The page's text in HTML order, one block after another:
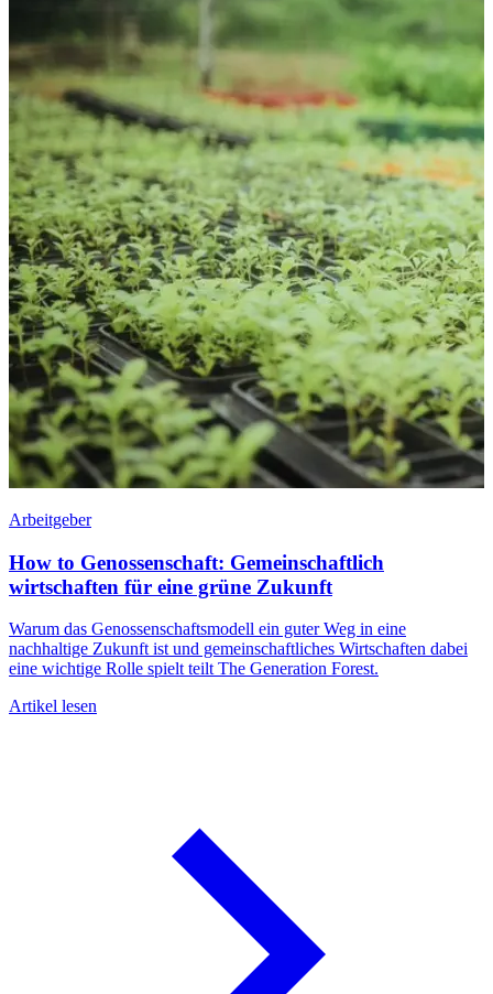
Arbeitgeber
How to Genossenschaft: Gemeinschaftlich
wirtschaften für eine grüne Zukunft
Warum das Genossenschaftsmodell ein guter Weg in eine
nachhaltige Zukunft ist und gemeinschaftliches Wirtschaften dabei
eine wichtige Rolle spielt teilt The Generation Forest.
Artikel lesen